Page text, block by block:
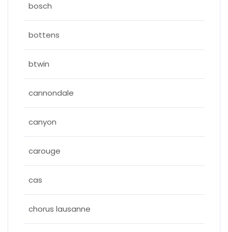
bosch
bottens
btwin
cannondale
canyon
carouge
cas
chorus lausanne